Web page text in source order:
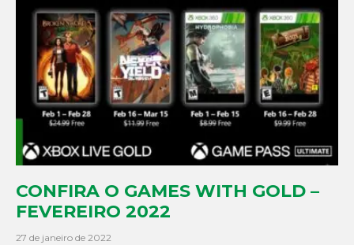
CONFIRA O GAMES WITH GOLD –
FEVEREIRO 2022
27 de janeiro de 2022